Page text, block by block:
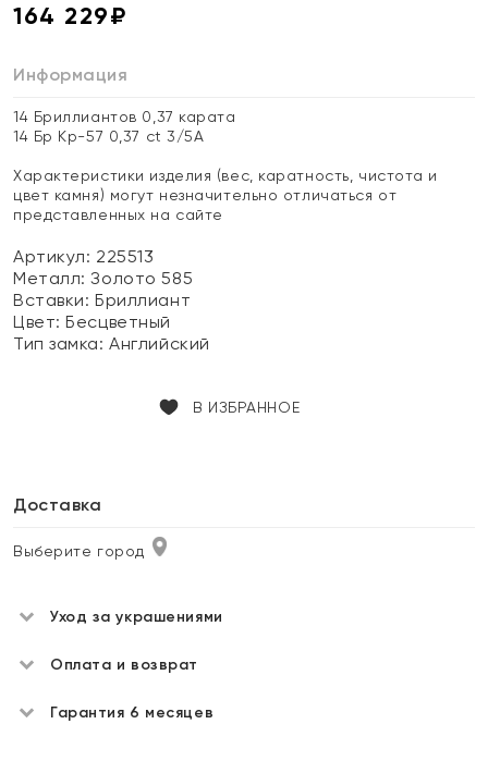
164 229₽
Информация
14 Бриллиантов 0,37 карата
14 Бр Кр-57 0,37 ct 3/5А
Характеристики изделия (вес, каратность, чистота и
цвет камня) могут незначительно отличаться от
представленных на сайте
Артикул: 225513
Металл:Золото 585
Вставки:Бриллиант
Цвет:Бесцветный
Тип замка:Английский
В ИЗБРАННОЕ
Доставка
Выберите город
Уход за украшениями
Оплата и возврат
Гарантия 6 месяцев